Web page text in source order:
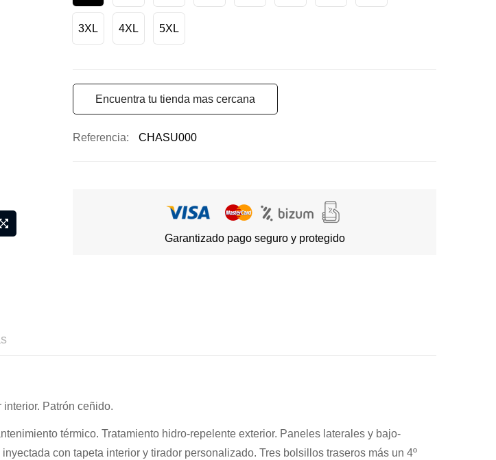
3XL 4XL 5XL
Encuentra tu tienda mas cercana
Referencia CHASU000
Garantizado pago seguro y protegido
Patrón ceñido.
térmico. Tratamiento hidro-repelente exterior. Paneles laterales y bajo-
con tapeta interior y tirador personalizado. Tres bolsillos traseros más un 4º